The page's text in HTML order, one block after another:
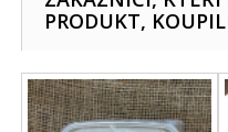
PRODUKT,